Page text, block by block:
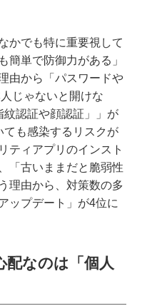
かでも特に重要視して
簡単で防御力がある」
由から「パスワードや
じゃないと開けな
認証や顔認証」」が
も感染するリスクが
ティアプリのインスト
「古いままだと脆弱性
理由から、対策数の多
ップデート」が4位に
配なのは「個人